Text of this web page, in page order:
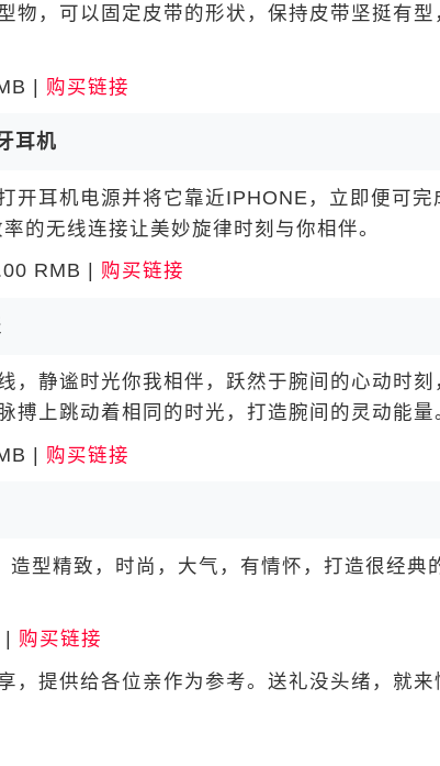
，可以固定皮带的形状，保持皮带坚挺有型
| 购买链接
耳机
耳机电源并将它靠近IPHONE，立即便可完
的无线连接让美妙旋律时刻与你相伴。
RMB | 购买链接
静谧时光你我相伴，跃然于腕间的心动时刻
搏上跳动着相同的时光，打造腕间的灵动能量
| 购买链接
型精致，时尚，大气，有情怀，打造很经典
购买链接
提供给各位亲作为参考。送礼没头绪，就来